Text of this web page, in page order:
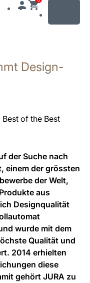
Design-
of the Best
der Suche nach
einem der grössten
der Welt,
aus
Designqualität
wurde mit dem
Qualität und
2014 erhielten
diese
gehört JURA zu